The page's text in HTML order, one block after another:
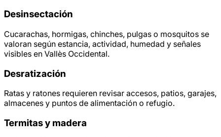
Desinsectación
Cucarachas, hormigas, chinches, pulgas o mosquitos se
valoran según estancia, actividad, humedad y señales
visibles en Vallès Occidental.
Desratización
Ratas y ratones requieren revisar accesos, patios, garajes,
almacenes y puntos de alimentación o refugio.
Termitas y madera